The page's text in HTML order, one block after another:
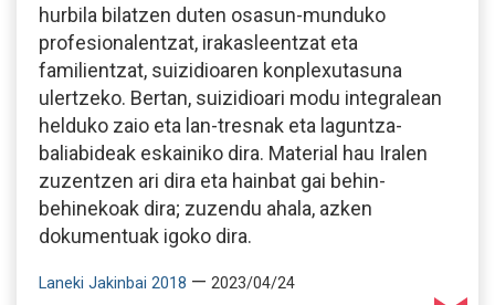
hurbila bilatzen duten osasun-munduko
profesionalentzat, irakasleentzat eta
familientzat, suizidioaren konplexutasuna
ulertzeko. Bertan, suizidioari modu integralean
helduko zaio eta lan-tresnak eta laguntza-
baliabideak eskainiko dira. Material hau Iralen
zuzentzen ari dira eta hainbat gai behin-
behinekoak dira; zuzendu ahala, azken
dokumentuak igoko dira.
Laneki Jakinbai 2018 — 2023/04/24